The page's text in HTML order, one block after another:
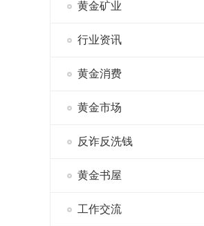
黄金矿业
行业资讯
黄金消费
黄金市场
反诈反洗钱
黄金书屋
工作交流